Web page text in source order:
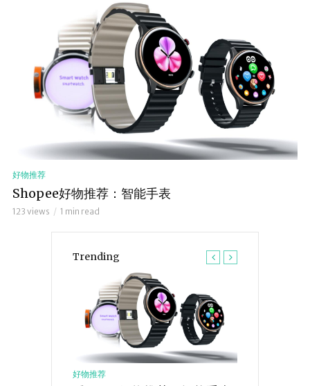
好物推荐
Shopee好物推荐：智能手表
123 views 1 min read
Trending
好物推荐